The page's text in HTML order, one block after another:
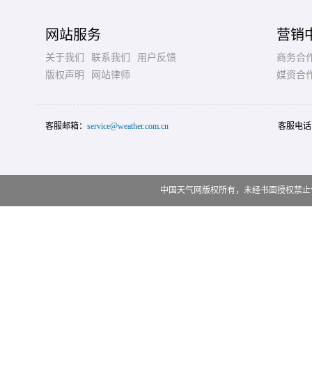
网站服务
关于我们 联系我们
用户反馈
版权声明
网站律师
营销
商务合
媒资合
客服邮箱： service@weather.com.cn 客服电
中国天气网版权所有，未经书面授权